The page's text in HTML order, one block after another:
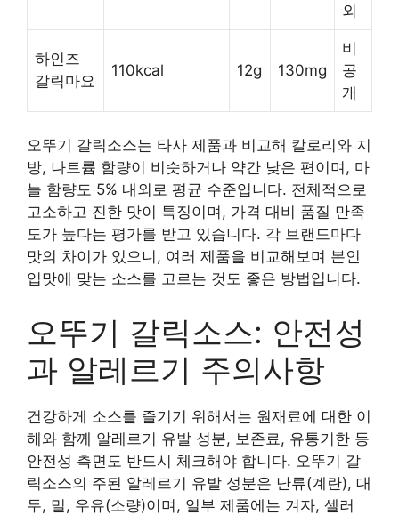
외
하인즈
갈릭마요
110kcal 12g 130mg
비
공
개
오뚜기 갈릭소스는 타사 제품과 비교해 칼로리와 지
방, 나트륨 함량이 비슷하거나 약간 낮은 편이며, 마
늘 함량도 5% 내외로 평균 수준입니다. 전체적으로
고소하고 진한 맛이 특징이며, 가격 대비 품질 만족
도가 높다는 평가를 받고 있습니다. 각 브랜드마다
맛의 차이가 있으니, 여러 제품을 비교해보며 본인
입맛에 맞는 소스를 고르는 것도 좋은 방법입니다.
오뚜기 갈릭소스: 안전성
과 알레르기 주의사항
건강하게 소스를 즐기기 위해서는 원재료에 대한 이
해와 함께 알레르기 유발 성분, 보존료, 유통기한 등
안전성 측면도 반드시 체크해야 합니다. 오뚜기 갈
릭소스의 주된 알레르기 유발 성분은 난류(계란), 대
두, 밀, 우유(소량)이며, 일부 제품에는 겨자, 셀러